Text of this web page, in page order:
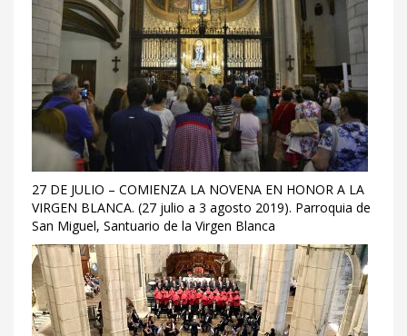
27 DE JULIO – COMIENZA LA NOVENA EN HONOR A LA
VIRGEN BLANCA. (27 julio a 3 agosto 2019). Parroquia de
San Miguel, Santuario de la Virgen Blanca